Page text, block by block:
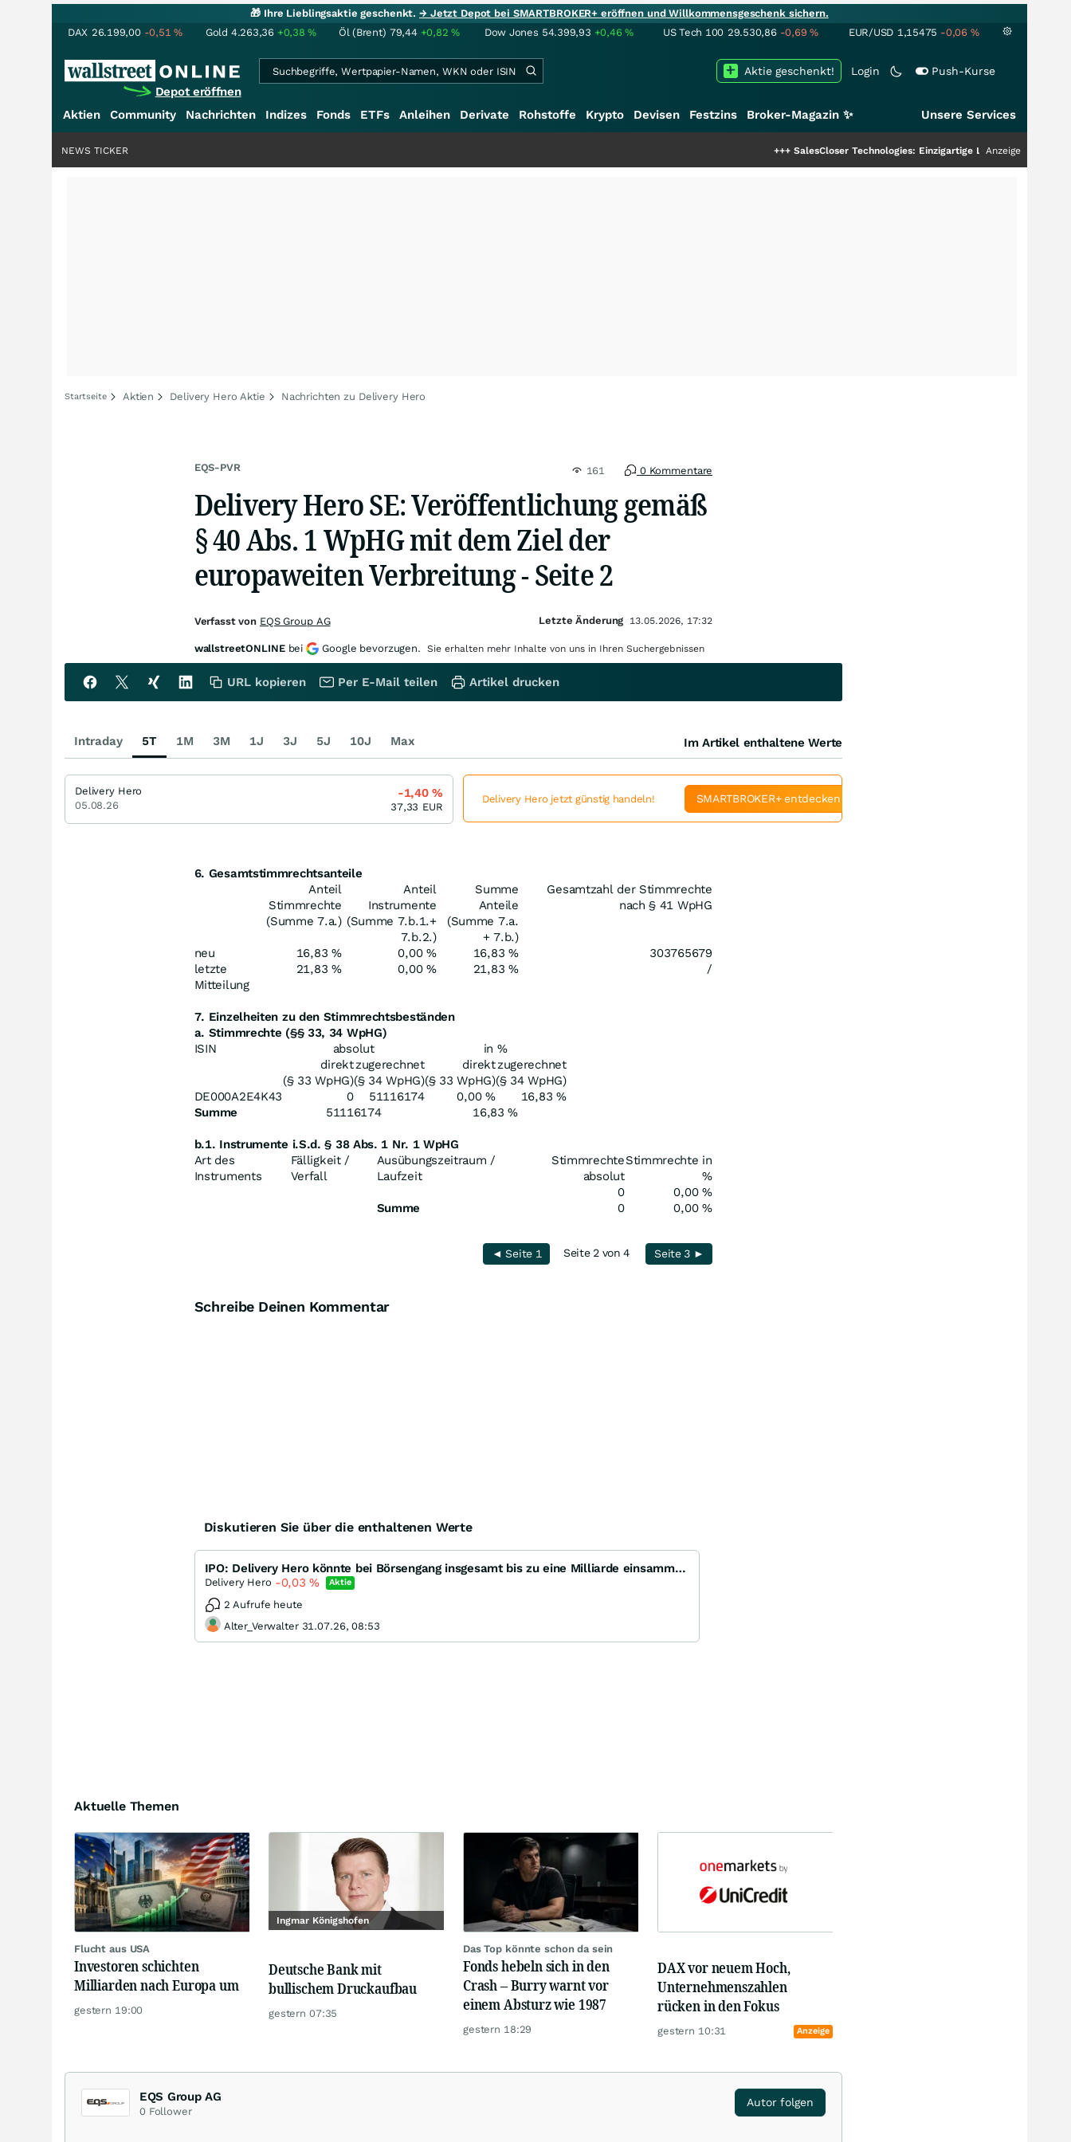
🎁 Ihre Lieblingsaktie geschenkt.→ Jetzt Depot bei SMARTBROKER+ eröffnen und Willkommensgeschenk sichern.
DAX 26.199,00 -0,51% Gold 4.263,36 +0,38% Öl (Brent) 79,44 +0,82% Dow Jones 54.399,93 +0,46% US Tech 100 29.530,86 -0,69% EUR/USD 1,15475 -0,06 %
Depot eröffnen
Login Push-Kurse
Aktie geschenkt!
Aktien Community Nachrichten Indizes Fonds ETFs Anleihen Derivate Rohstoffe Krypto Devisen Festzins Broker-Magazin ✨ Unsere Services
SalesCloser Technologies: Einzigartige Leistung zieht die Top-Dogs an!
Anzeige
NEWS TICKER
Startseite Aktien Delivery Hero Aktie Nachrichten zu Delivery Hero
EQS-PVR 161 0 Kommentare
Delivery Hero SE: Veröffentlichung gemäß
§ 40 Abs. 1 WpHG mit dem Ziel der
europaweiten Verbreitung - Seite 2
6. Gesamtstimmrechtsanteile
Anteil
Stimmrechte
(Summe 7.a.)
Anteil
Instrumente
(Summe 7.b.1.+
7.b.2.)
Summe
Anteile
(Summe 7.a.
+ 7.b.)
Gesamtzahl der Stimmrechte
nach § 41 WpHG
neu 16,83 % 0,00 % 16,83 %
303765679
letzte
Mitteilung
21,83 % 0,00 % 21,83 % /
7. Einzelheiten zu den Stimmrechtsbeständen
a. Stimmrechte (§§ 33, 34 WpHG)
ISIN
absolut
in %
direkt
(§ 33 WpHG)
zugerechnet
(§ 34 WpHG)
direkt
(§ 33 WpHG)
zugerechnet
(§ 34 WpHG)
DE000A2E4K43
0 51116174 0,00 %
16,83 %
Summe
51116174 16,83 %
b.1. Instrumente i.S.d. § 38 Abs. 1 Nr. 1 WpHG
Art des
Instruments
Fälligkeit /
Verfall
Ausübungszeitraum /
Laufzeit
Stimmrechte
absolut
Stimmrechte in
%
0
0,00 %
Summe
0 0,00 %
◄ Seite 1 Seite 2 von 4 Seite 3 ►
Schreibe Deinen Kommentar
Diskutieren Sie über die enthaltenen Werte
IPO: Delivery Hero könnte bei Börsengang insgesamt bis zu eine Milliarde einsammeln
Delivery Hero -0,03% Aktie
2 Aufrufe heute
Alter_Verwalter 31.07.26, 08:53
Aktuelle Themen
Flucht aus USA
Investoren schichten
Milliarden nach Europa um
gestern 19:00
Ingmar Königshofen
Deutsche Bank mit
bullischem Druckaufbau
gestern 07:35
Das Top könnte schon da sein
Fonds hebeln sich in den
Crash – Burry warnt vor
einem Absturz wie 1987
gestern 18:29
DAX vor neuem Hoch,
Unternehmenszahlen
rücken in den Fokus
gestern 10:31 Anzeige
EQS Group AG
0 Follower
Autor folgen
Verfasst von EQS Group AG Letzte Änderung 13.05.2026, 17:32
wallstreetONLINE bei Google bevorzugen. Sie erhalten mehr Inhalte von uns in Ihren Suchergebnissen
URL kopieren Per E-Mail teilen Artikel drucken
Intraday 5T 1M 3M 1J 3J 5J 10J Max Im Artikel enthaltene Werte
Delivery Hero
05.08.26
-1,40%
37,33 EUR
Delivery Hero jetzt günstig handeln! SMARTBROKER+ entdecken